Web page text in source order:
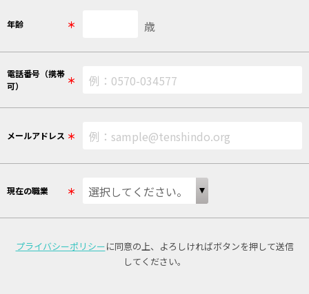
年齢 ＊ 歳
電話番号（携帯
可）
＊
メールアドレス ＊
現在の職業 ＊
プライバシーポリシーに同意の上、 よろしければボタンを押して送信
してください。